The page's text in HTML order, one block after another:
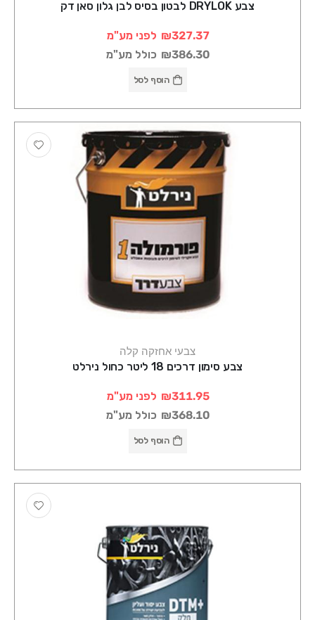
צבע DRYLOK לבטון בסיס לבן גלון סאן דק
₪327.37 לפני מע"מ
₪386.30 כולל מע"מ
הוסף לסל
צבעי אחזקה קלה
צבע סימון דרכים 18 ליטר כחול נירלט
₪311.95 לפני מע"מ
₪368.10 כולל מע"מ
הוסף לסל